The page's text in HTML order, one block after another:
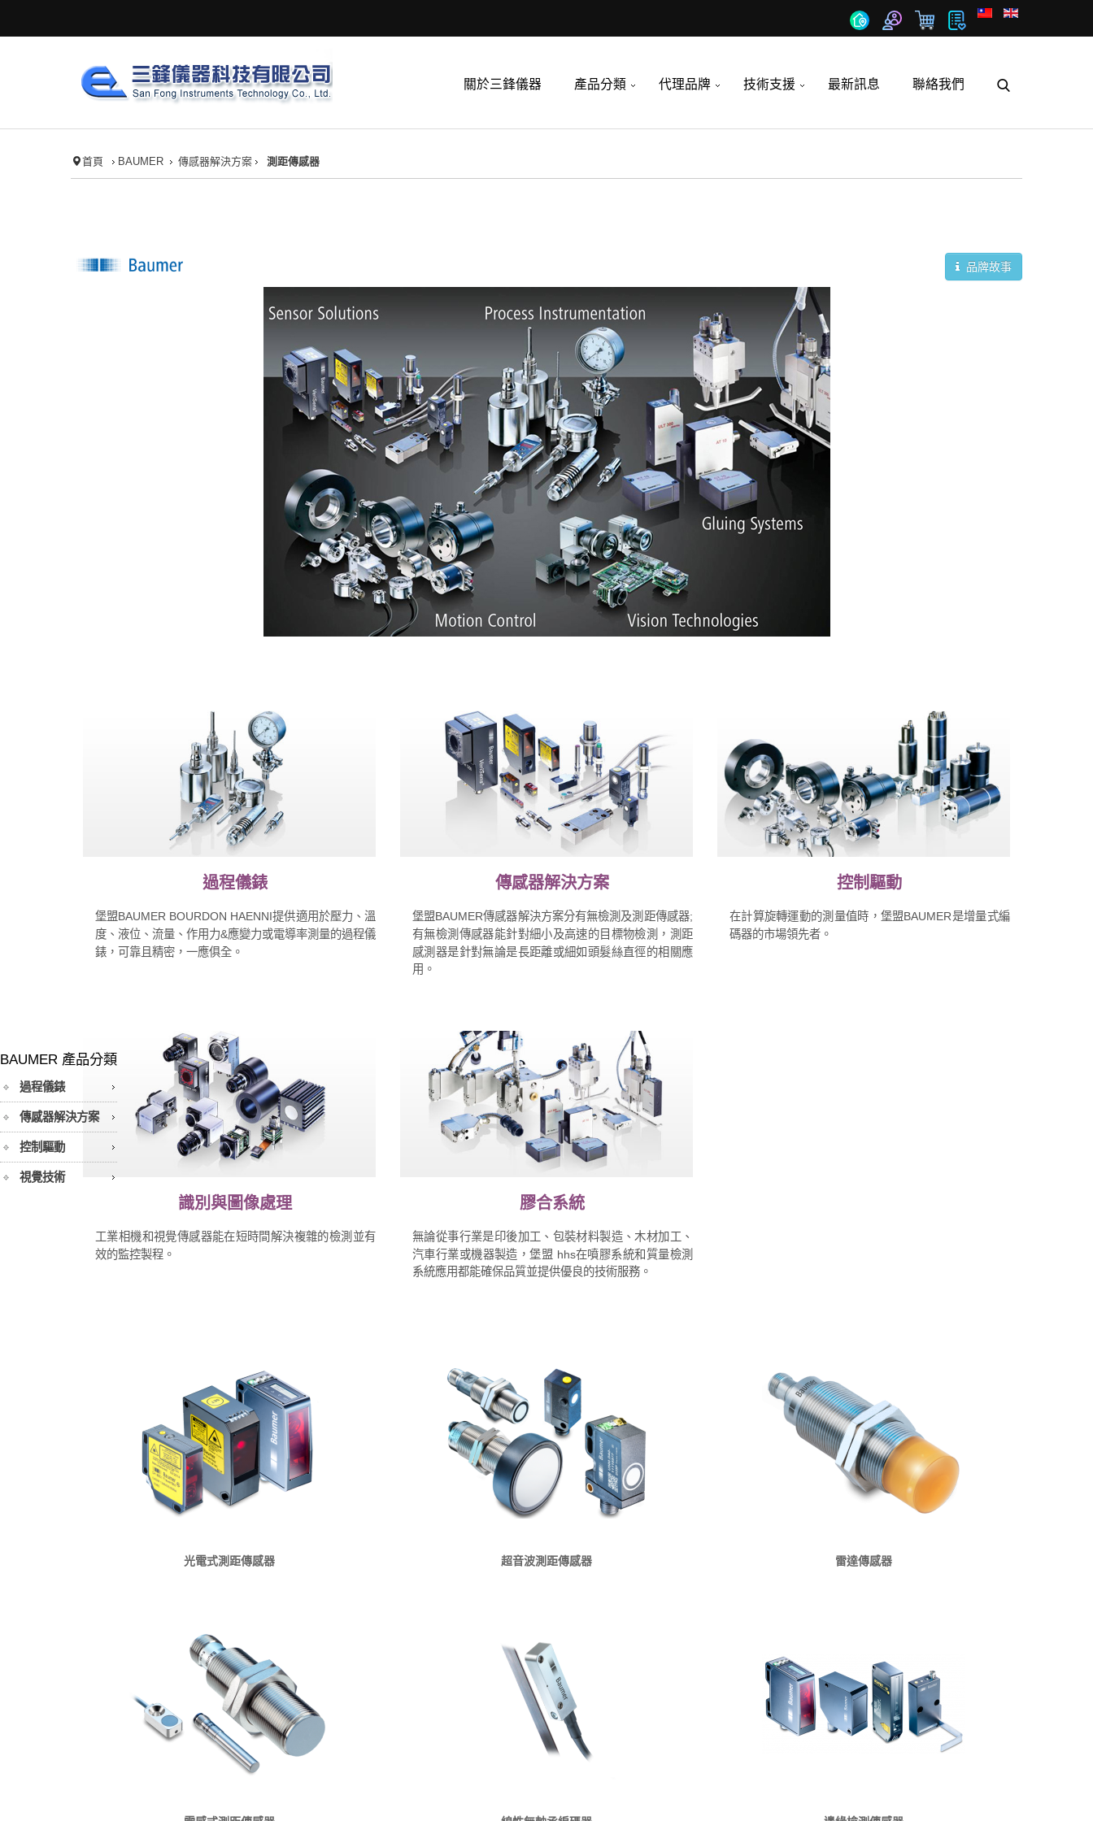
BAUMER 產品分類
過程儀錶
傳感器解決方案
控制驅動
視覺技術
關於三鋒儀器 產品分類 代理品牌 技術支援 最新訊息 聯絡我們
首頁 BAUMER 傳感器解決方案 測距傳感器
品牌故事
過程儀錶
堡盟BAUMER BOURDON HAENNI提供適用於壓力、溫
度、液位、流量、作用力&應變力或電導率測量的過程儀
錶，可靠且精密，一應俱全。
傳感器解決方案
堡盟BAUMER傳感器解決方案分有無檢測及測距傳感器;
有無檢測傳感器能針對細小及高速的目標物檢測，測距
感測器是針對無論是長距離或細如頭髮絲直徑的相關應
用。
控制驅動
在計算旋轉運動的測量值時，堡盟BAUMER是增量式編
碼器的市場領先者。
識別與圖像處理
工業相機和視覺傳感器能在短時間解決複雜的檢測並有
效的監控製程。
膠合系統
無論從事行業是印後加工、包裝材料製造、木材加工、
汽車行業或機器製造，堡盟 hhs在噴膠系統和質量檢測
系統應用都能確保品質並提供優良的技術服務。
光電式測距傳感器 超音波測距傳感器 雷達傳感器